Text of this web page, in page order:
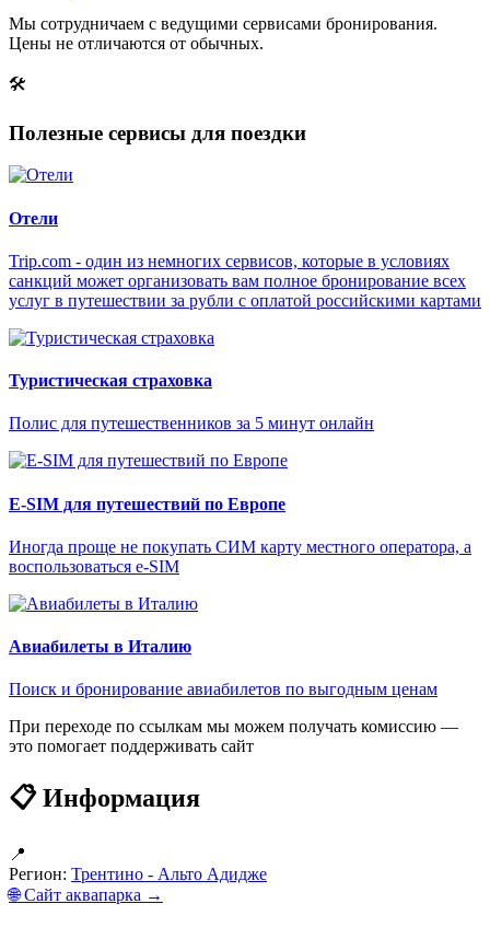
Мы сотрудничаем с ведущими сервисами бронирования.
Цены не отличаются от обычных.
🛠
Полезные сервисы для поездки
Отели
Trip.com - один из немногих сервисов, которые в условиях
санкций может организовать вам полное бронирование всех
услуг в путешествии за рубли с оплатой российскими картами
Туристическая страховка
Полис для путешественников за 5 минут онлайн
E-SIM для путешествий по Европе
Иногда проще не покупать СИМ карту местного оператора, а
воспользоваться e-SIM
Авиабилеты в Италию
Поиск и бронирование авиабилетов по выгодным ценам
При переходе по ссылкам мы можем получать комиссию —
это помогает поддерживать сайт
📋 Информация
📍
Регион: Трентино - Альто Адидже
🌐 Сайт аквапарка →